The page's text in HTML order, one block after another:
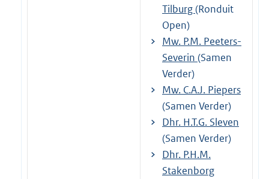
Tilburg(Ronduit
Open)
Mw. P.M. Peeters-
Severin (Samen
Verder)
Mw. C.A.J. Piepers
(Samen Verder)
Dhr. H.T.G. Sleven
(Samen Verder)
Dhr. P.H.M.
Stakenborg